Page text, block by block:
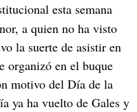
esta semana
a quien no ha visto
la suerte de asistir en
organizó en el buque
motivo del Día de la
ya ha vuelto de Gales y